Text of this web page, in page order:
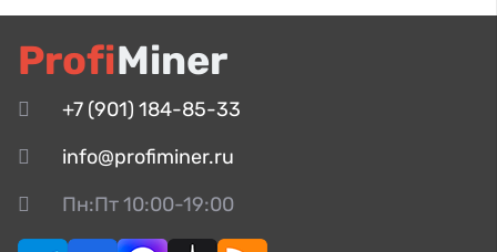
ProfiMiner
+7 (901) 184-85-33
info@profiminer.ru
Пн:Пт 10:00-19:00